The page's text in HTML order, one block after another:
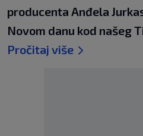
producenta Anđela
Novom danu kod našeg
Pročitaj više